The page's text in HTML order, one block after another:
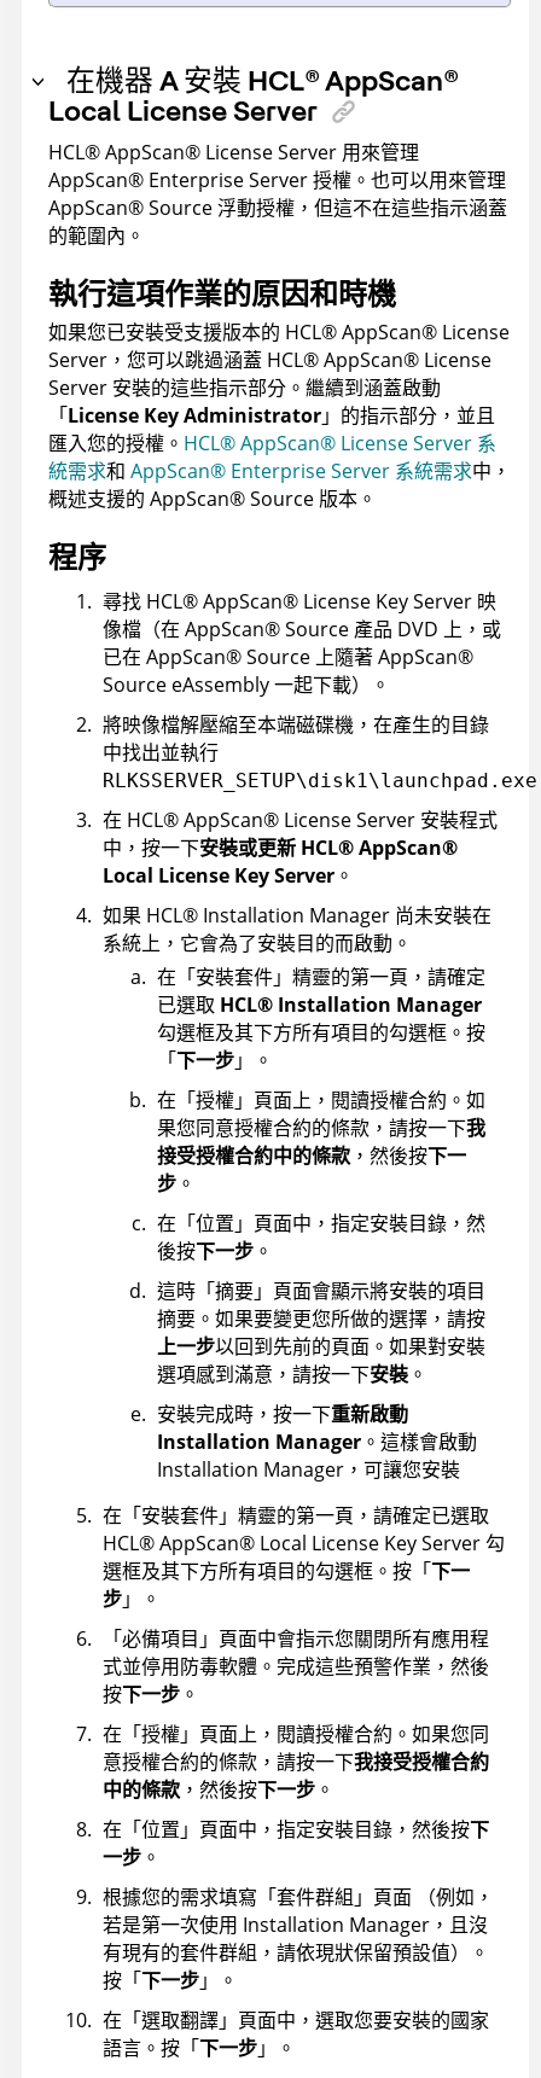
在機器 A 安裝 HCL®AppScan®
Local License Server
HCL®AppScan® License Server 用來管理
AppScan® Enterprise Server授權。也可以用來管理
AppScan®Source浮動授權，但這不在這些指示涵蓋
的範圍內。
執行這項作業的原因和時機
如果您已安裝受支援版本的 HCL®AppScan® License
Server ，您可以跳過涵蓋 HCL®AppScan® License
Server 安裝的這些指示部分。繼續到涵蓋啟動
「License Key Administrator」的指示部分，並且
匯入您的授權。 HCL®AppScan® License Server 系
統需求和 AppScan® Enterprise Server 系統需求中，
概述支援的 AppScan®Source 版本。
程序
尋找 HCL®AppScan® License Key Server 映
像檔（在 AppScan®Source 產品 DVD 上，或
已在 AppScan®Source 上隨著AppScan®
Source eAssembly 一起下載）。
將映像檔解壓縮至本端磁碟機，在產生的目錄
中找出並執行
RLKSSERVER_SETUP\disk1\launchpad.exe
在 HCL®AppScan® License Server 安裝程式
中，按一下安裝或更新 HCL®AppScan®
Local License Key Server 。
如果 HCL® Installation Manager 尚未安裝在
系統上，它會為了安裝目的而啟動。
在「安裝套件」精靈的第一頁，請確定
已選取 HCL® Installation Manager
勾選框及其下方所有項目的勾選框。按
「下一步」。
在「授權」頁面上，閱讀授權合約。如
果您同意授權合約的條款，請按一下我
接受授權合約中的條款 ，然後按下一
步 。
在「位置」頁面中，指定安裝目錄，然
後按下一步 。
這時「摘要」頁面會顯示將安裝的項目
摘要。如果要變更您所做的選擇，請按
上一步以回到先前的頁面。如果對安裝
選項感到滿意，請按一下安裝 。
安裝完成時，按一下重新啟動
Installation Manager 。這樣會啟動
Installation Manager ，可讓您安裝
在「安裝套件」精靈的第一頁，請確定已選取
HCL®AppScan® Local License Key Server勾
選框及其下方所有項目的勾選框。按「下一
步」。
「必備項目」頁面中會指示您關閉所有應用程
式並停用防毒軟體。完成這些預警作業，然後
按下一步 。
在「授權」頁面上，閱讀授權合約。如果您同
意授權合約的條款，請按一下我接受授權合約
中的條款 ，然後按下一步 。
在「位置」頁面中，指定安裝目錄，然後按下
一步 。
根據您的需求填寫「套件群組」頁面 （例如，
若是第一次使用 Installation Manager ，且沒
有現有的套件群組，請依現狀保留預設值）。
按「下一步」。
在「選取翻譯」頁面中，選取您要安裝的國家
語言。按「下一步」。